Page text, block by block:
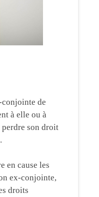
conjointe de
à elle ou à
son droit
en cause les
ex-conjointe,
droits